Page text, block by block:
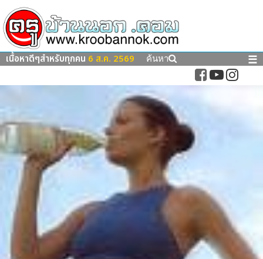
เนื้อหาดีๆสำหรับทุกคน 6 ส.ค. 2569 ค้นหา ☰